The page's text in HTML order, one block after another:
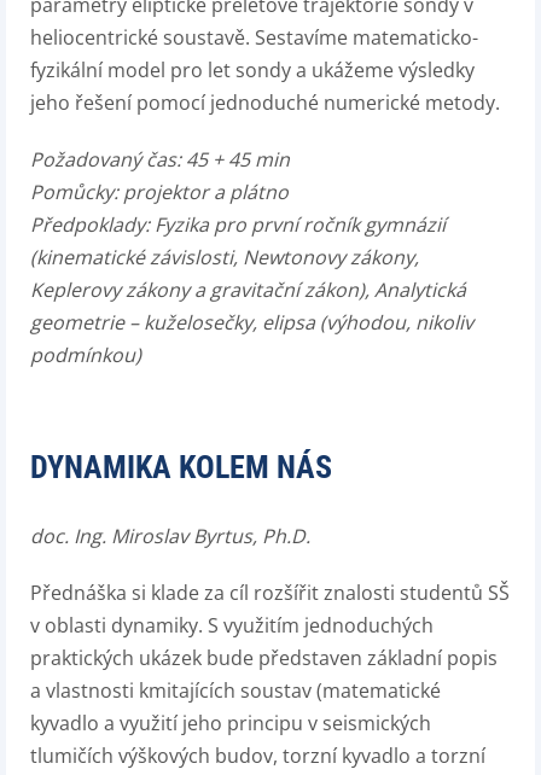
heliocentrické soustavě. Sestavíme matematicko-
fyzikální model pro let sondy a ukážeme výsledky
jeho řešení pomocí jednoduché numerické metody.
Požadovaný čas: 45 + 45 min
Pomůcky: projektor a plátno
Předpoklady: Fyzika pro první ročník gymnázií
(kinematické závislosti, Newtonovy zákony,
Keplerovy zákony a gravitační zákon), Analytická
geometrie – kuželosečky, elipsa (výhodou, nikoliv
podmínkou)
DYNAMIKA KOLEM NÁS
doc. Ing. Miroslav Byrtus, Ph.D.
Přednáška si klade za cíl rozšířit znalosti studentů SŠ
v oblasti dynamiky. S využitím jednoduchých
praktických ukázek bude představen základní popis
a vlastnosti kmitajících soustav (matematické
kyvadlo a využití jeho principu v seismických
tlumičích výškových budov, torzní kyvadlo a torzní